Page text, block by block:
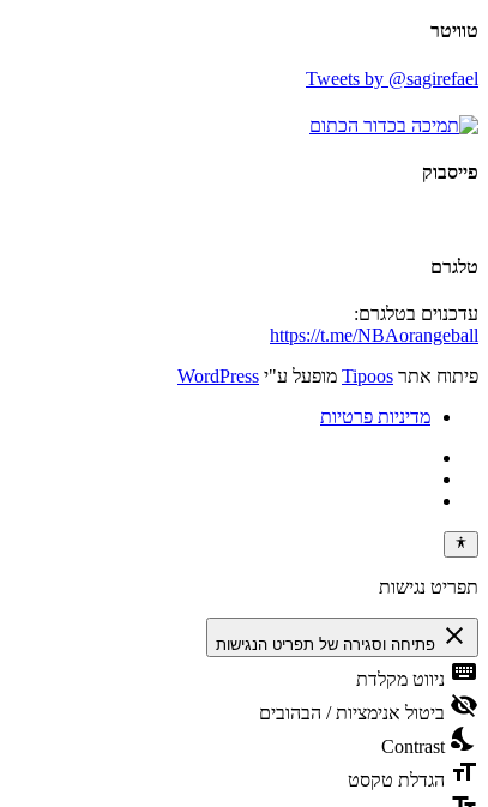
טוויטר
Tweets by @sagirefael
פייסבוק
טלגרם
עדכנוים בטלגרם:
https://t.me/NBAorangeball
פיתוח אתר Tipoos מופעל ע"י WordPress
מדיניות פרטיות
תפריט נגישות
close פתיחה וסגירה של תפריט הנגישות
keyboard ניווט מקלדת
visibility_off ביטול אנימציות / הבהובים
nights_stay
Contrast
format_size הגדלת טקסט